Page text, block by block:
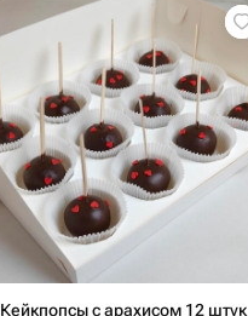
Кейкпопсы с арахисом 12 штук